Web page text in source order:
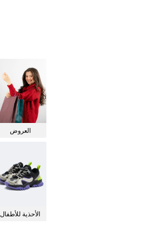
العروض
الأحذية للأطفال